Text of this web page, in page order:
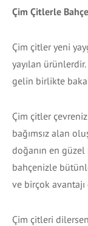
Çim Çitlerle
Çim çitler yeni
yayılan
gelin birlikte
Çim çitler
bağımsız alan
doğanın en
bahçenizle
ve birçok
Çim çitleri